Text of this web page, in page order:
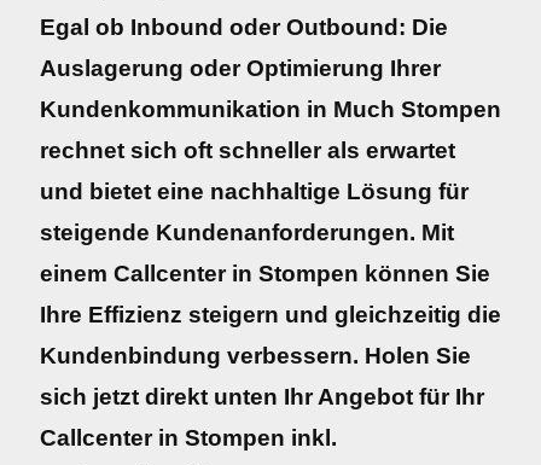
Egal ob Inbound oder Outbound: Die
Auslagerung oder Optimierung Ihrer
Kundenkommunikation in Much Stompen
rechnet sich oft schneller als erwartet
und bietet eine nachhaltige Lösung für
steigende Kundenanforderungen. Mit
einem Callcenter in Stompen können Sie
Ihre Effizienz steigern und gleichzeitig die
Kundenbindung verbessern. Holen Sie
sich jetzt direkt unten Ihr Angebot für Ihr
Callcenter in Stompen inkl.